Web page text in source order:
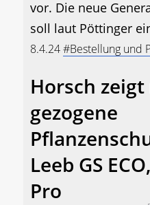
vor. Die neue
soll laut Pöttinger
8.4.24#Bestellung und
Horsch
gezogene
Leeb GS
Pro